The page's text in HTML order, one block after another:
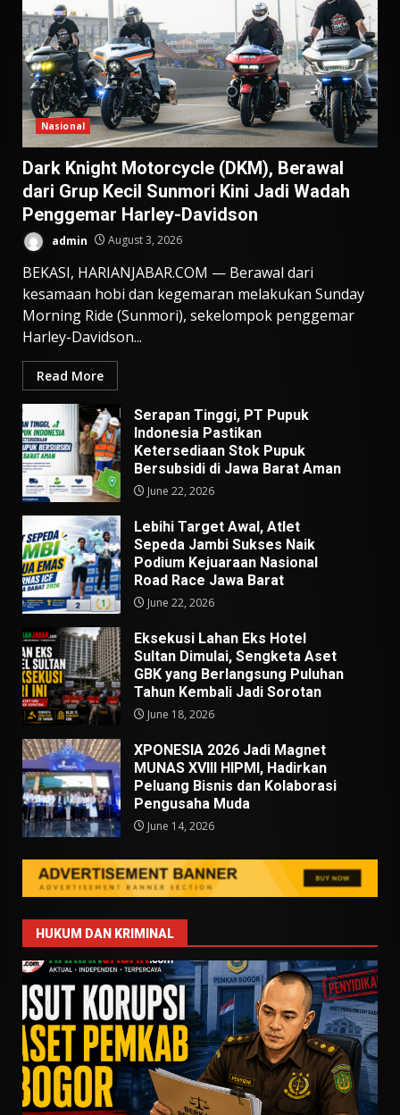
Nasional
Dark Knight Motorcycle (DKM), Berawal
dari Grup Kecil Sunmori Kini Jadi Wadah
Penggemar Harley-Davidson
admin August 3, 2026
BEKASI, HARIANJABAR.COM — Berawal dari
kesamaan hobi dan kegemaran melakukan Sunday
Morning Ride (Sunmori), sekelompok penggemar
Harley-Davidson...
Read More
Serapan Tinggi, PT Pupuk
Indonesia Pastikan
Ketersediaan Stok Pupuk
Bersubsidi di Jawa Barat Aman
June 22, 2026
Lebihi Target Awal, Atlet
Sepeda Jambi Sukses Naik
Podium Kejuaraan Nasional
Road Race Jawa Barat
June 22, 2026
Eksekusi Lahan Eks Hotel
Sultan Dimulai, Sengketa Aset
GBK yang Berlangsung Puluhan
Tahun Kembali Jadi Sorotan
June 18, 2026
XPONESIA 2026 Jadi Magnet
MUNAS XVIII HIPMI, Hadirkan
Peluang Bisnis dan Kolaborasi
Pengusaha Muda
June 14, 2026
HUKUM DAN KRIMINAL